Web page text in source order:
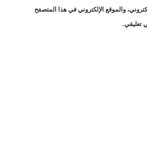
والموقع الإلكتروني في هذا المتصفح
تعليقي.